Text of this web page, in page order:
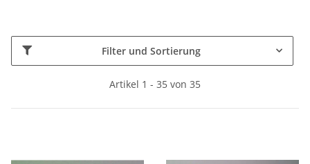
Filter und Sortierung
Artikel 1 - 35 von 35